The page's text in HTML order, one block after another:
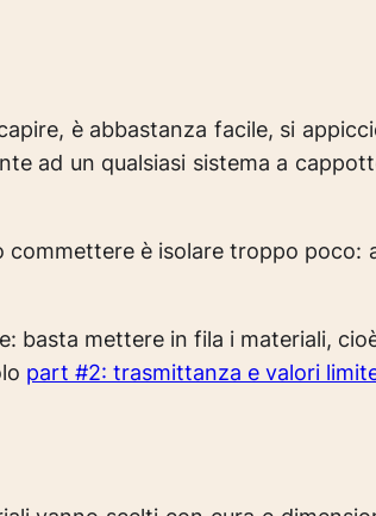
è abbastanza facile, si
ad un qualsiasi sistema a
commettere è isolare troppo poco:
basta mettere in fila i materiali,
part #2: trasmittanza e valori